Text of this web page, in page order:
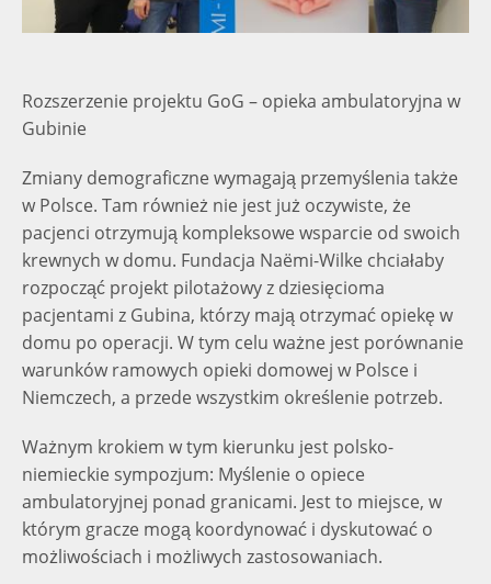
Rozszerzenie projektu GoG – opieka ambulatoryjna w
Gubinie
Zmiany demograficzne wymagają przemyślenia także
w Polsce. Tam również nie jest już oczywiste, że
pacjenci otrzymują kompleksowe wsparcie od swoich
krewnych w domu. Fundacja Naëmi-Wilke chciałaby
rozpocząć projekt pilotażowy z dziesięcioma
pacjentami z Gubina, którzy mają otrzymać opiekę w
domu po operacji. W tym celu ważne jest porównanie
warunków ramowych opieki domowej w Polsce i
Niemczech, a przede wszystkim określenie potrzeb.
Ważnym krokiem w tym kierunku jest polsko-
niemieckie sympozjum: Myślenie o opiece
ambulatoryjnej ponad granicami. Jest to miejsce, w
którym gracze mogą koordynować i dyskutować o
możliwościach i możliwych zastosowaniach.